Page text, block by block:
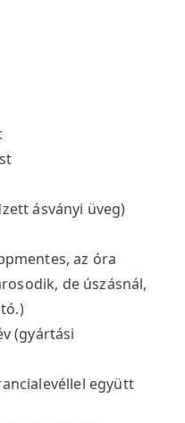
ásványi üveg)
az óra
de úszásnál,
(gyártási
együtt